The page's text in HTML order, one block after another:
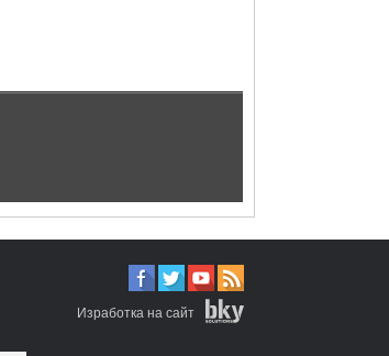
Изработка на сайт